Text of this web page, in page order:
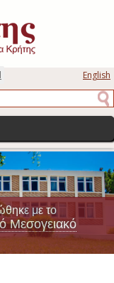
English
με το
Μεσογειακό